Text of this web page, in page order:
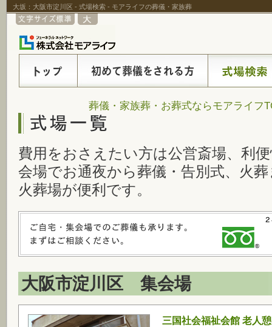
大坂：大阪市淀川区 - 式場検索 - モアライフの葬儀・家族葬
葬儀・家族葬・お葬式ならモアライフ
費用をおさえたい方は公営斎場、利
会場でお通夜から葬儀・告別式、火
火葬場が便利です。
大阪市淀川区 集会場
三国社会福祉会館 老人